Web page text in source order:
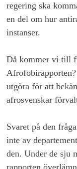
regering ska
en del om hur
instanser.
Då kommer vi till
utgöra för att
afrosvenskar
Svaret på den
inte av
den. Under de sju